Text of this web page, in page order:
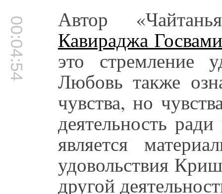
00:04:54 Автор
Кавираджа
это стремление
Любовь также
чувства, но
деятельность
является
удовольствия
другой